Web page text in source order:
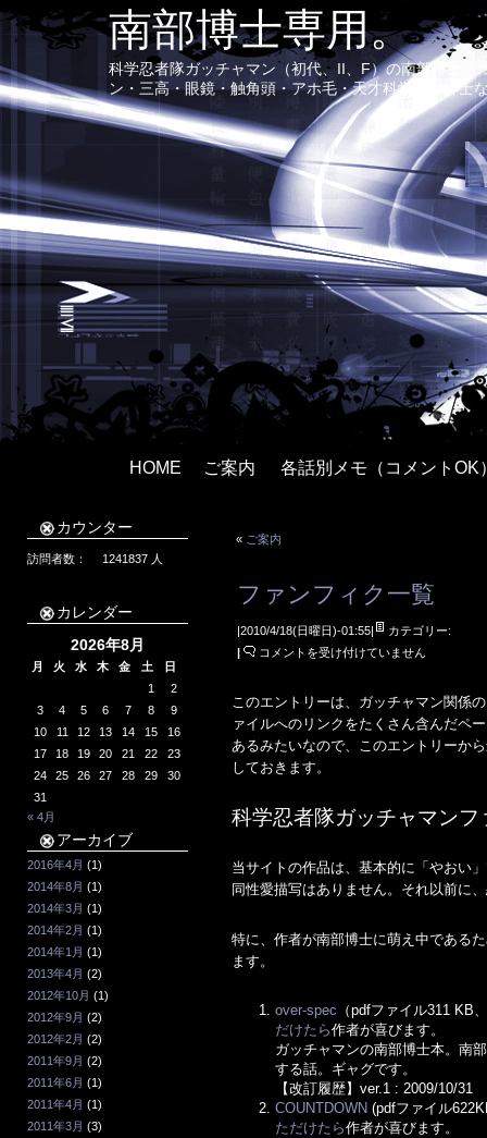
南部博士専用。
科学忍者隊ガッチャマン（初代、II、F）の南部博士
ン・三高・眼鏡・触角頭・アホ毛・天才科学者で紳士
HOME ご案内 各話別メモ（コメントOK
カウンター
訪問者数： 1241837人
カレンダー
2026年8月
月 火 水 木 金 土
日
1
2
3
4 5 6 7 8
9
10
11 12 13 14 15
16
17
18 19 20 21 22
23
24
25 26 27 28 29
30
31
« 4月
アーカイブ
2016年4月 (1)
2014年8月 (1)
2014年3月 (1)
2014年2月 (1)
2014年1月 (1)
2013年4月 (2)
2012年10月 (1)
2012年9月 (2)
2012年2月 (2)
2011年9月 (2)
2011年6月 (1)
2011年4月 (1)
2011年3月 (3)
« ご案内
ファンフィク一覧
|2010/4/18(日曜日)-01:55|
カテゴリー:
|
フ
フ
ィ
ク
は
コメントを受け付けていません
このエントリーは、ガッチャマン関係
ァイルへのリンクをたくさん含んだペ
あるみたいなので、このエントリーか
しておきます。
科学忍者隊ガッチャマンフ
当サイトの作品は、基本的に「やおい
同性愛描写はありません。それ以前に
特に、作者が南部博士に萌え中である
ます。
over-spec （pdfファイル311
だけたら作者が喜びます。
ガッチャマンの南部博士本。南
する話。ギャグです。
【改訂履歴】ver.1 : 2009/10/31
COUNTDOWN (pdfファイル
ただけたら作者が喜びます。